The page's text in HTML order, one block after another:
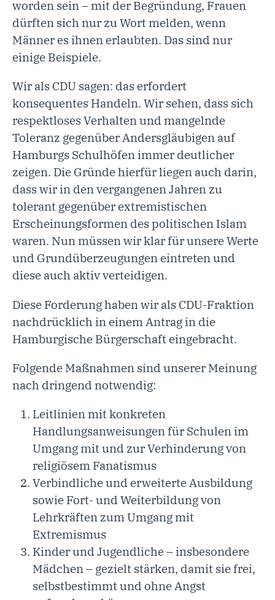
worden sein – mit der Begründung, Frauen
dürften sich nur zu Wort melden, wenn
Männer es ihnen erlaubten. Das sind nur
einige Beispiele.
Wir als CDU sagen: das erfordert
konsequentes Handeln. Wir sehen, dass sich
respektloses Verhalten und mangelnde
Toleranz gegenüber Andersgläubigen auf
Hamburgs Schulhöfen immer deutlicher
zeigen. Die Gründe hierfür liegen auch darin,
dass wir in den vergangenen Jahren zu
tolerant gegenüber extremistischen
Erscheinungsformen des politischen Islam
waren. Nun müssen wir klar für unsere Werte
und Grundüberzeugungen eintreten und
diese auch aktiv verteidigen.
Diese Forderung haben wir als CDU-Fraktion
nachdrücklich in einem Antrag in die
Hamburgische Bürgerschaft eingebracht.
Folgende Maßnahmen sind unserer Meinung
nach dringend notwendig:
Leitlinien mit konkreten
Handlungsanweisungen für Schulen im
Umgang mit und zur Verhinderung von
religiösem Fanatismus
Verbindliche und erweiterte Ausbildung
sowie Fort- und Weiterbildung von
Lehrkräften zum Umgang mit
Extremismus
Kinder und Jugendliche – insbesondere
Mädchen – gezielt stärken, damit sie frei,
selbstbestimmt und ohne Angst